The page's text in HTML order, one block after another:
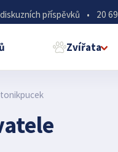
příspěvků • 20
Zvířata